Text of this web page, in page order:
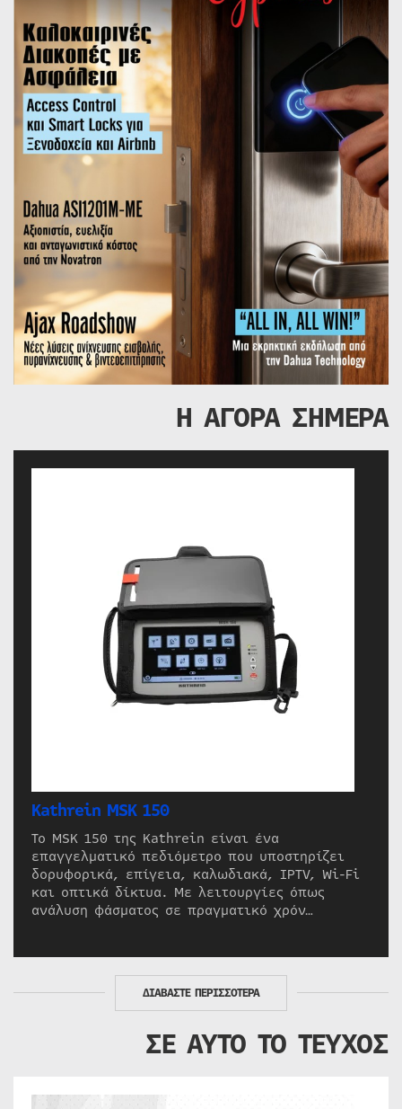
Η ΑΓΟΡΑ ΣΗΜΕΡΑ
Kathrein MSK 150
Το MSK 150 της Kathrein είναι ένα
επαγγελματικό πεδιόμετρο που υποστηρίζει
δορυφορικά, επίγεια, καλωδιακά, IPTV, Wi-Fi
και οπτικά δίκτυα. Με λειτουργίες όπως
ανάλυση φάσματος σε πραγματικό χρόν…
ΔΙΑΒΑΣΤΕ ΠΕΡΙΣΣΟΤΕΡΑ
ΣΕ ΑΥΤΟ ΤΟ ΤΕΥΧΟΣ